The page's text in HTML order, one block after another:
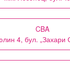
CBA
4, бул. „Захари